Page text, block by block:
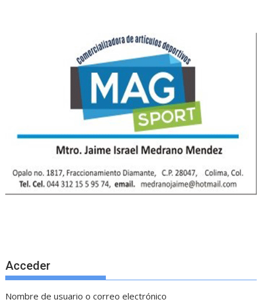
Acceder
Nombre de usuario o correo electrónico